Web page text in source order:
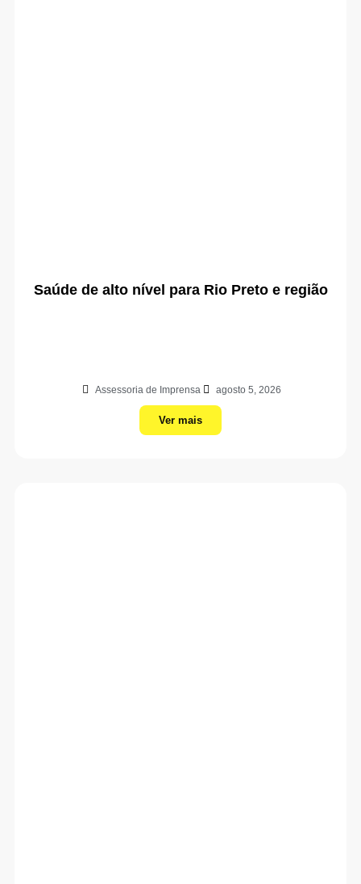
Saúde de alto nível para Rio Preto e região
Assessoria de Imprensa agosto 5, 2026
Ver mais